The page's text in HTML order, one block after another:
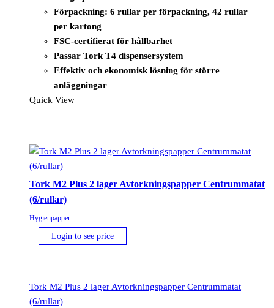
Förpackning: 6 rullar per förpackning, 42 rullar
per kartong
FSC-certifierat för hållbarhet
Passar Tork T4 dispensersystem
Effektiv och ekonomisk lösning för större
anläggningar
Quick View
Tork M2 Plus 2 lager Avtorkningspapper Centrummatat
(6/rullar)
Hygienpapper
Login to see price
Tork M2 Plus 2 lager Avtorkningspapper Centrummatat
(6/rullar)